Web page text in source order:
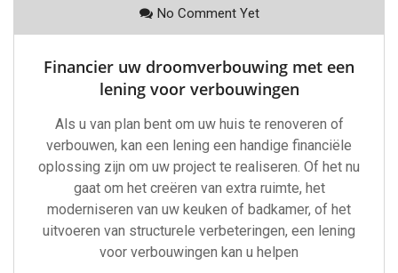
No Comment Yet
Financier uw droomverbouwing met een
lening voor verbouwingen
Als u van plan bent om uw huis te renoveren of
verbouwen, kan een lening een handige financiële
oplossing zijn om uw project te realiseren. Of het nu
gaat om het creëren van extra ruimte, het
moderniseren van uw keuken of badkamer, of het
uitvoeren van structurele verbeteringen, een lening
voor verbouwingen kan u helpen